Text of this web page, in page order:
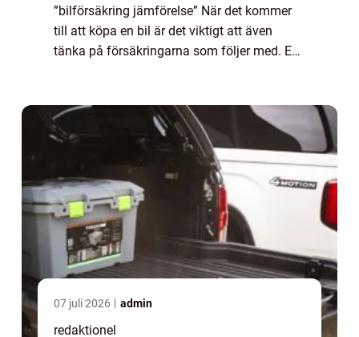
”bilförsäkring jämförelse” När det kommer
till att köpa en bil är det viktigt att även
tänka på försäkringarna som följer med. En
07 juli 2026 admin
redaktionel